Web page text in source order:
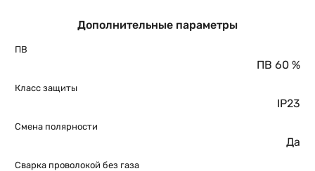
Дополнительные параметры
ПВ
ПВ 60 %
Класс защиты
IP23
Смена полярности
Да
Сварка проволокой без газа